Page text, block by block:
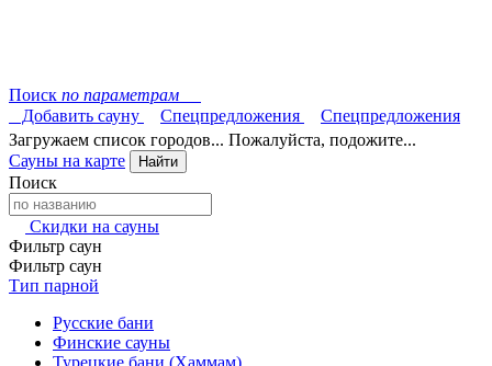
Поиск по параметрам
Добавить сауну
Спецпредложения
Спецпредложения
Загружаем список городов... Пожалуйста, подожите...
Сауны на карте
Найти
Поиск
Скидки на сауны
Фильтр саун
Фильтр саун
Тип парной
Русские бани
Финские сауны
Турецкие бани (Хаммам)